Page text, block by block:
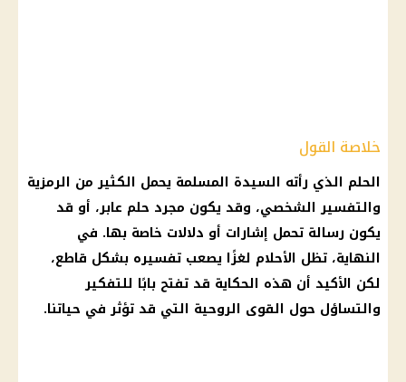
خلاصة القول
الحلم الذي رأته السيدة المسلمة يحمل الكثير من الرمزية
والتفسير الشخصي، وقد يكون مجرد حلم عابر، أو قد
يكون رسالة تحمل إشارات أو دلالات خاصة بها. في
النهاية، تظل الأحلام لغزًا يصعب تفسيره بشكل قاطع،
لكن الأكيد أن هذه الحكاية قد تفتح بابًا للتفكير
والتساؤل حول القوى الروحية التي قد تؤثر في حياتنا.